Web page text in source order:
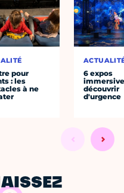
pour
: les
à ne
6 expos
découvrir
d'urgence